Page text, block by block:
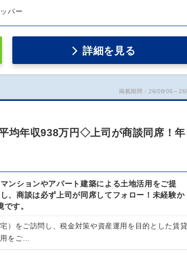
パー
詳細を見る
掲載期間：26/08/06～
均年収938万円◇上司が商談同席！年
ンションやアパート建築による土地活用をご提
、商談は必ず上司が同席してフォロー！未経験か
す。
）をご訪問し、税金対策や資産運用を目的とした賃
をご…